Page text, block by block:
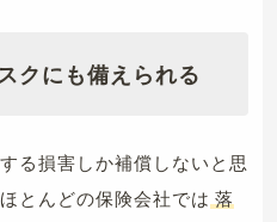
クにも備えられる
る損害しか補償しないと思
とんどの保険会社では 落